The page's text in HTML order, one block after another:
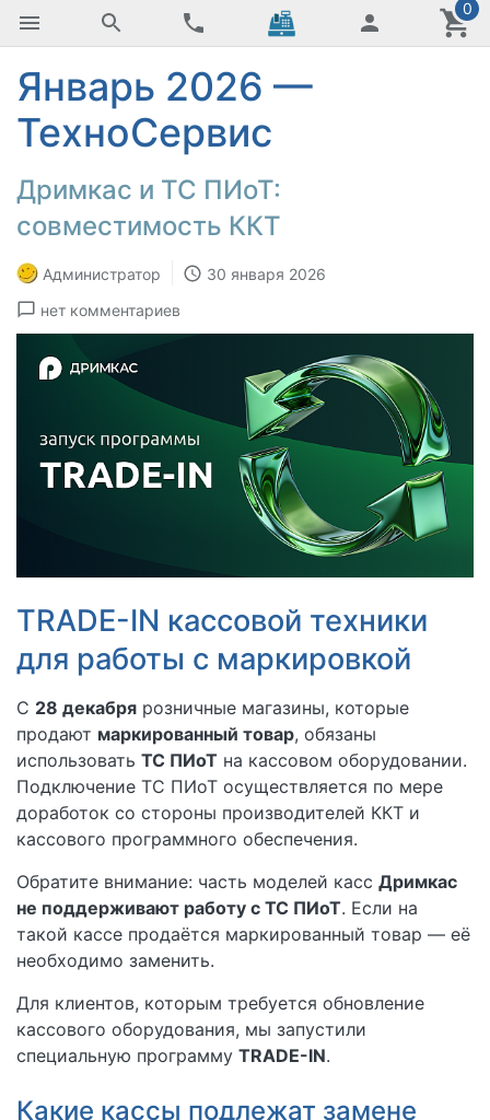
0
Январь 2026 —
ТехноСервис
Дримкас и ТС ПИоТ:
совместимость ККТ
Администратор
30 января 2026
нет комментариев
TRADE-IN кассовой техники
для работы с маркировкой
С 28 декабря розничные магазины, которые
продают маркированный товар, обязаны
использовать ТС ПИоТ на кассовом оборудовании.
Подключение ТС ПИоТ осуществляется по мере
доработок со стороны производителей ККТ и
кассового программного обеспечения.
Обратите внимание: часть моделей касс Дримкас
не поддерживают работу с ТС ПИоТ. Если на
такой кассе продаётся маркированный товар — её
необходимо заменить.
Для клиентов, которым требуется обновление
кассового оборудования, мы запустили
специальную программу TRADE-IN.
Какие кассы подлежат замене